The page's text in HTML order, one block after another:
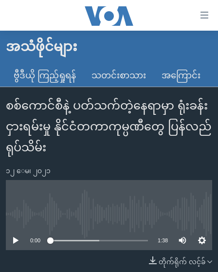
လွယ်ကူ
သည့်
Link
များ
ပင်မ
အကြောင်းအရာ
ကျော်
ကြည့်
မူလစာမျက်နှာ
မြန်မာ
ကမ္ဘာ့သတင်းများ
နိုင်ငံတကာ
အမေရိကန်
တရုတ်
ဗွီဒီယို
သတင်းလွတ်လပ်ခွင့်
ရပ်ဝန်းတခု လမ်းတခု အလွန်
အင်္ဂလိပ်စာလေ့လာမယ်
အမေရိကန်သုံးအီဒီယံ
အပတ်စဉ်ကဏ္ဍများ
အသံဖိုင်များ
ဗွီဒီယို ကြည့်ရှုရန် သတင်းစာသား အကြောင်း
စစ်ကောင်စီနဲ့ ပတ်သက်တဲ့နေရာမှာ ရုံးခန်း
ငှားရမ်းမှု နိုင်ငံတကာကုမ္ပဏီတွေ ပြန်လည်
ရုပ်သိမ်း
၁၂ ေမ၊ ၂၀၂၁
0:00 1:38
တိုက်ရိုက် လင့်ခ်